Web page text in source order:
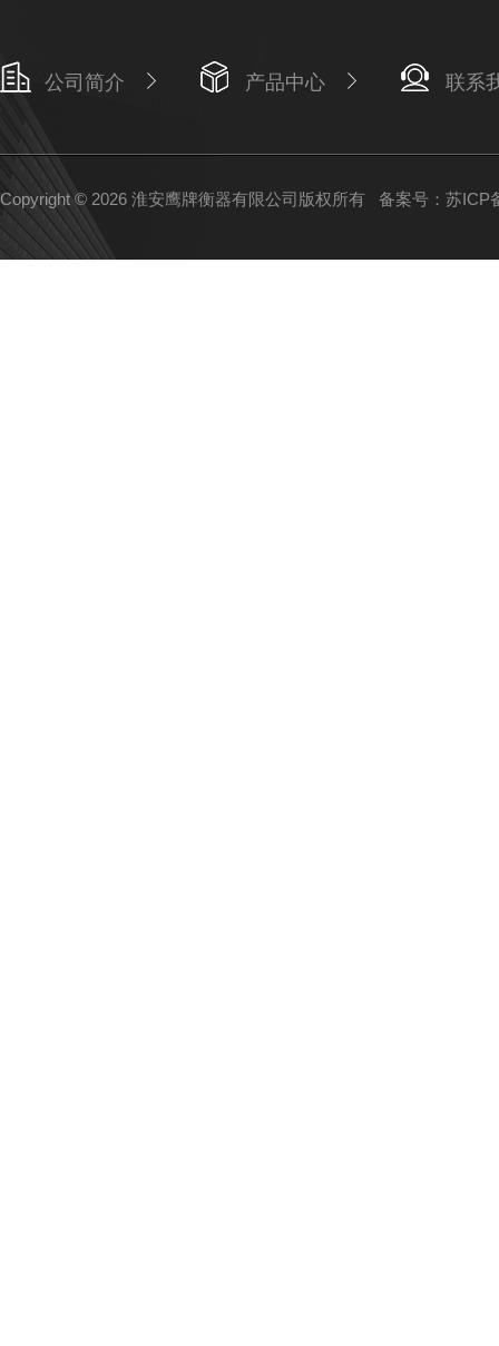
公司简介 产品中心 联系
Copyright © 2026 淮安鹰牌衡器有限公司版权所有 备案号：苏ICP